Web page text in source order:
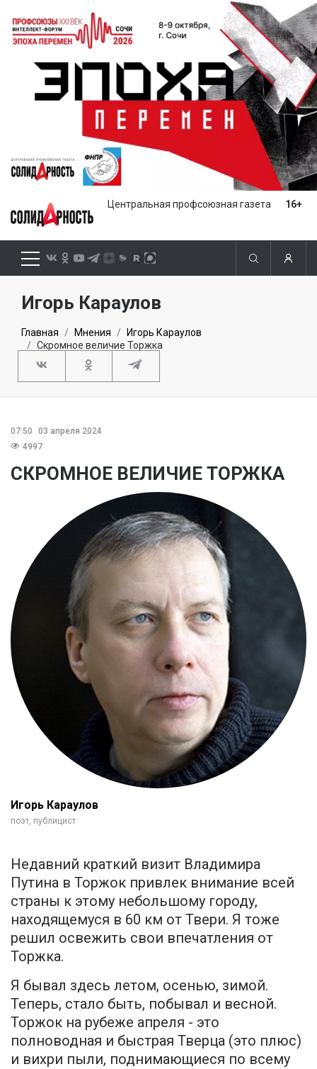
Центральная профсоюзная газета 16+
Игорь Караулов
Главная Мнения
Игорь Караулов
Скромное величие Торжка
07:50
03 апреля 2024
4997
СКРОМНОЕ ВЕЛИЧИЕ ТОРЖКА
Игорь Караулов
поэт, публицист
Недавний краткий визит Владимира
Путина в Торжок привлек внимание всей
страны к этому небольшому городу,
находящемуся в 60 км от Твери. Я тоже
решил освежить свои впечатления от
Торжка.
Я бывал здесь летом, осенью, зимой.
Теперь, стало быть, побывал и весной.
Торжок на рубеже апреля - это
полноводная и быстрая Тверца (это плюс)
и вихри пыли, поднимающиеся по всему